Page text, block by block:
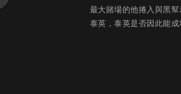
最大賭場的他捲入與黑
泰英，泰英是否因此能